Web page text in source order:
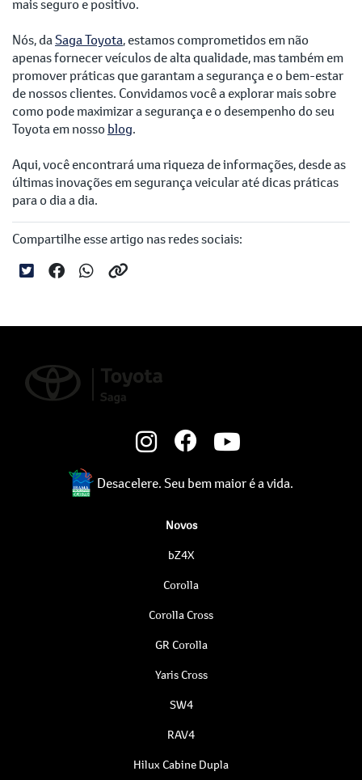
mais seguro e positivo.
Nós, daSaga Toyota, estamos comprometidos em não
apenas fornecer veículos de alta qualidade, mas também em
promover práticas que garantam a segurança e o bem-estar
de nossos clientes. Convidamos você a explorar mais sobre
como pode maximizar a segurança e o desempenho do seu
Toyota em nosso blog.
Aqui, você encontrará uma riqueza de informações, desde as
últimas inovações em segurança veicular até dicas práticas
para o dia a dia.
Compartilhe esse artigo nas redes sociais:
Desacelere. Seu bem maior é a vida.
Novos
bZ4X
Corolla
Corolla Cross
GR Corolla
Yaris Cross
SW4
RAV4
Hilux Cabine Dupla